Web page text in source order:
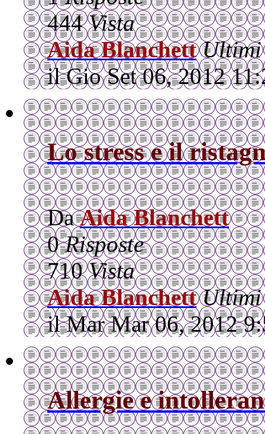
444Vista
Aida Blanchett Ultimi
il Gio Set 06, 2012
Lo stress e il
DaAida Blanchett
0Risposte
710Vista
Aida Blanchett Ultimi
il Mar Mar 06, 2012
Allergie e